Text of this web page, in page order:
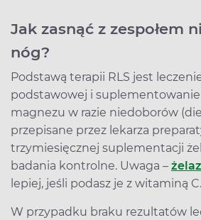
Jak zasnąć z zespołem
nóg?
Podstawą terapii RLS jest
podstawowej i suplementowanie
magnezu w razie niedoborów
przepisane przez lekarza
trzymiesięcznej suplementacji
badania kontrolne. Uwaga –
lepiej, jeśli podasz je z witaminą C.
W przypadku braku rezultatów